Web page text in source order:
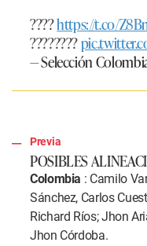
????https://t.co/
????????
— Selección
Previa
POSIBLES
Colombia : Camilo
Sánchez, Carlos
Richard Ríos; Jhon
Jhon Córdoba.